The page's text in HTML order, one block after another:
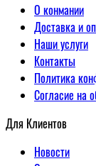
О конмании
Доставка и
Наши услуги
Контакты
Политика
Согласие на
Для Клиентов
Новости